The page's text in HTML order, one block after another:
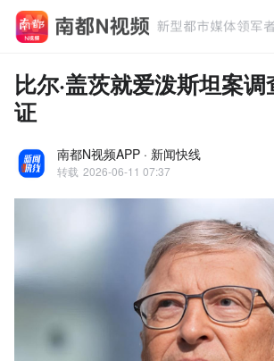
比尔·盖茨就爱泼斯坦案
证
南都N视频APP · 新闻快线
转载 2026-06-11 07:37